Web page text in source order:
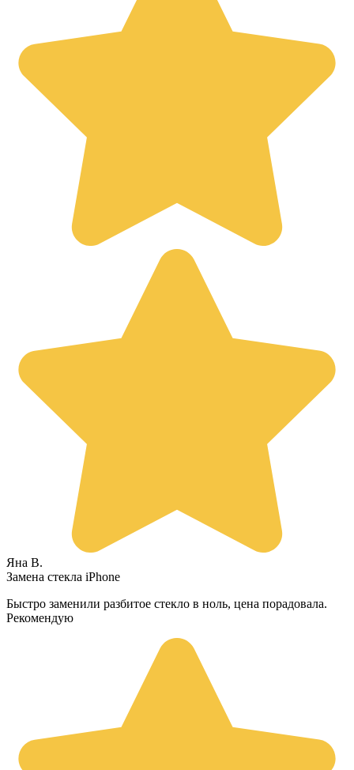
Яна В.
Замена стекла iPhone
Быстро заменили разбитое стекло в ноль, цена порадовала.
Рекомендую